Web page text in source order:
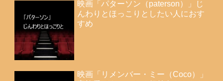
映画「パターソン（paterson）」じ
んわりとほっこりとしたい人におす
すめ
映画「リメンバー・ミー（Coco）」